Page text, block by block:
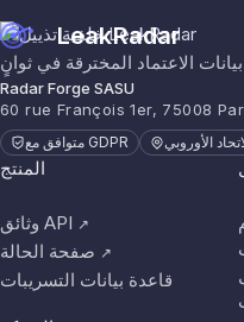
LeakRadar
Radar Forge SASU
60 rue François 1er, 75008
متوافق مع GDPR الأوروبي
المنتج
وثائق API ↗
صفحة الحالة ↗
قاعدة بيانات التسريبات